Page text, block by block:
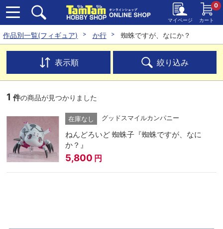
マイページ カート
0
作品別一覧(フィギュア) か行 蜘蛛ですが、なにか？
表示順 絞り込み
1 件の商品が見つかりました
在庫なし グッドスマイルカンパニー
ねんどろいど 蜘蛛子『蜘蛛ですが、なに
か？』
5,800 円